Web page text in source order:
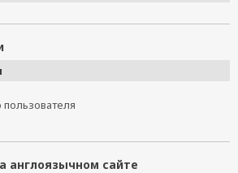
пользователя
англоязычном сайте